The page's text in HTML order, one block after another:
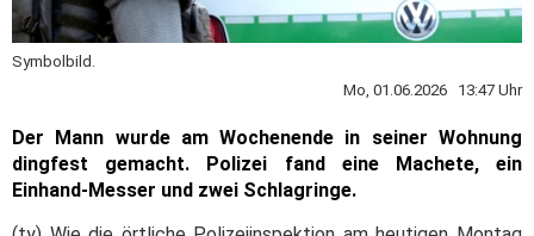
Symbolbild.
Mo, 01.06.2026 13:47 Uhr
Der Mann wurde am Wochenende in seiner Wohnung
dingfest gemacht. Polizei fand eine Machete, ein
Einhand-Messer und zwei Schlagringe.